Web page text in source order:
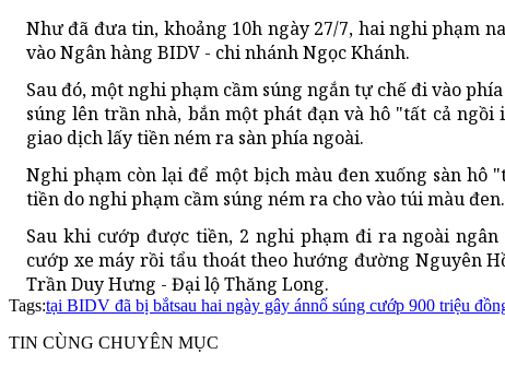
Như đã đưa tin, khoảng 10h ngày 27/7, hai nghi phạm
vào Ngân hàng BIDV - chi nhánh Ngọc Khánh.
Sau đó, một nghi phạm cầm súng ngắn tự chế đi vào
súng lên trần nhà, bắn một phát đạn và hô "tất cả
giao dịch lấy tiền ném ra sàn phía ngoài.
Nghi phạm còn lại để một bịch màu đen xuống sàn hô
tiền do nghi phạm cầm súng ném ra cho vào túi màu đen.
Sau khi cướp được tiền, 2 nghi phạm đi ra ngoài
cướp xe máy rồi tẩu thoát theo hướng đường Nguyên
Trần Duy Hưng - Đại lộ Thăng Long.
Tags:tại BIDV đã bị bắtsau hai ngày gây ánnổ súng cướp 900 triệu
TIN CÙNG CHUYÊN MỤC